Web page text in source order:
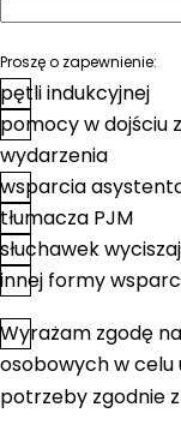
Proszę o zapewnienie:
pętli indukcyjnej
pomocy w dojściu
wydarzenia
wsparcia
tłumacza PJM
słuchawek
innej formy
Zgoda*
Wyrażam zgodę
osobowych w celu
potrzeby zgodnie